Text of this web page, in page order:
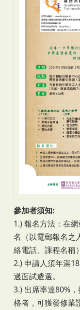
參加者須知:
1.) 報名方法：在
名（以電郵報名之
絡電話、課程名稱）
2.) 申請人須年滿
過面試遴選。
3.) 出席率達80%
格者，可獲發修業